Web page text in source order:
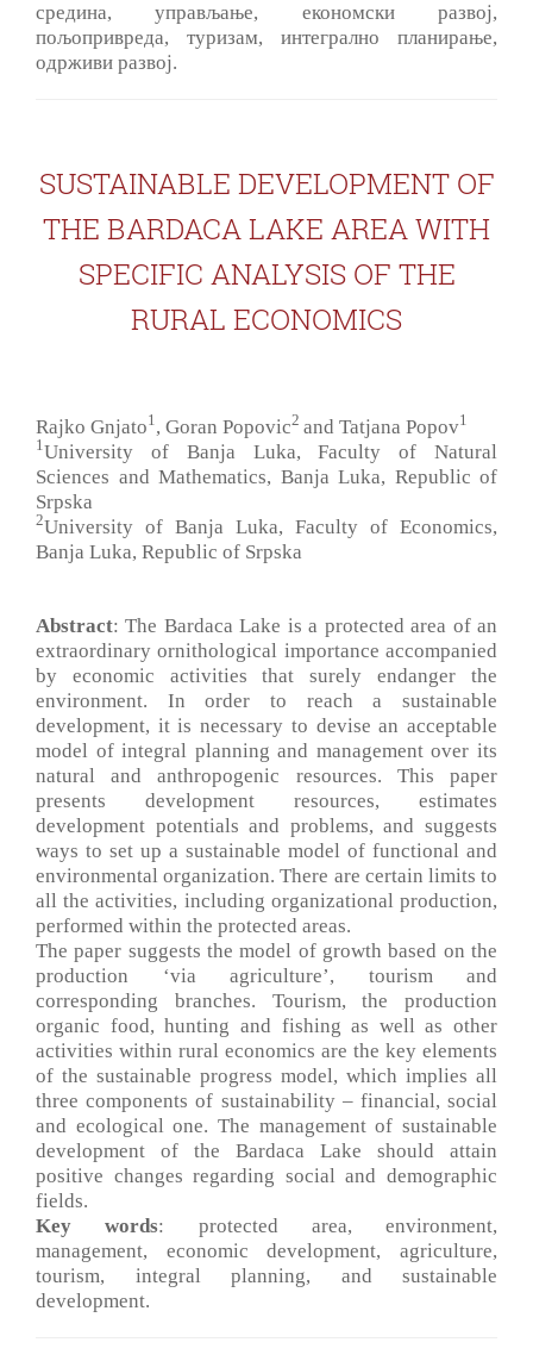
средина, управљање, економски развој,
пољопривреда, туризам, интегрално планирање,
одрживи развој.
SUSTAINABLE DEVELOPMENT OF
THE BARDACA LAKE AREA WITH
SPECIFIC ANALYSIS OF THE
RURAL ECONOMICS
Rajko Gnjato1, Goran Popovic2 and Tatjana Popov1
1University of Banja Luka, Faculty of Natural
Sciences and Mathematics, Banja Luka, Republic of
Srpska
2University of Banja Luka, Faculty of Economics,
Banja Luka, Republic of Srpska
Abstract: The Bardaca Lake is a protected area of an
extraordinary ornithological importance accompanied
by economic activities that surely endanger the
environment. In order to reach a sustainable
development, it is necessary to devise an acceptable
model of integral planning and management over its
natural and anthropogenic resources. This paper
presents development resources, estimates
development potentials and problems, and suggests
ways to set up a sustainable model of functional and
environmental organization. There are certain limits to
all the activities, including organizational production,
performed within the protected areas.
The paper suggests the model of growth based on the
production ‘via agriculture’, tourism and
corresponding branches. Tourism, the production
organic food, hunting and fishing as well as other
activities within rural economics are the key elements
of the sustainable progress model, which implies all
three components of sustainability – financial, social
and ecological one. The management of sustainable
development of the Bardaca Lake should attain
positive changes regarding social and demographic
fields.
Key words: protected area, environment,
management, economic development, agriculture,
tourism, integral planning, and sustainable
development.